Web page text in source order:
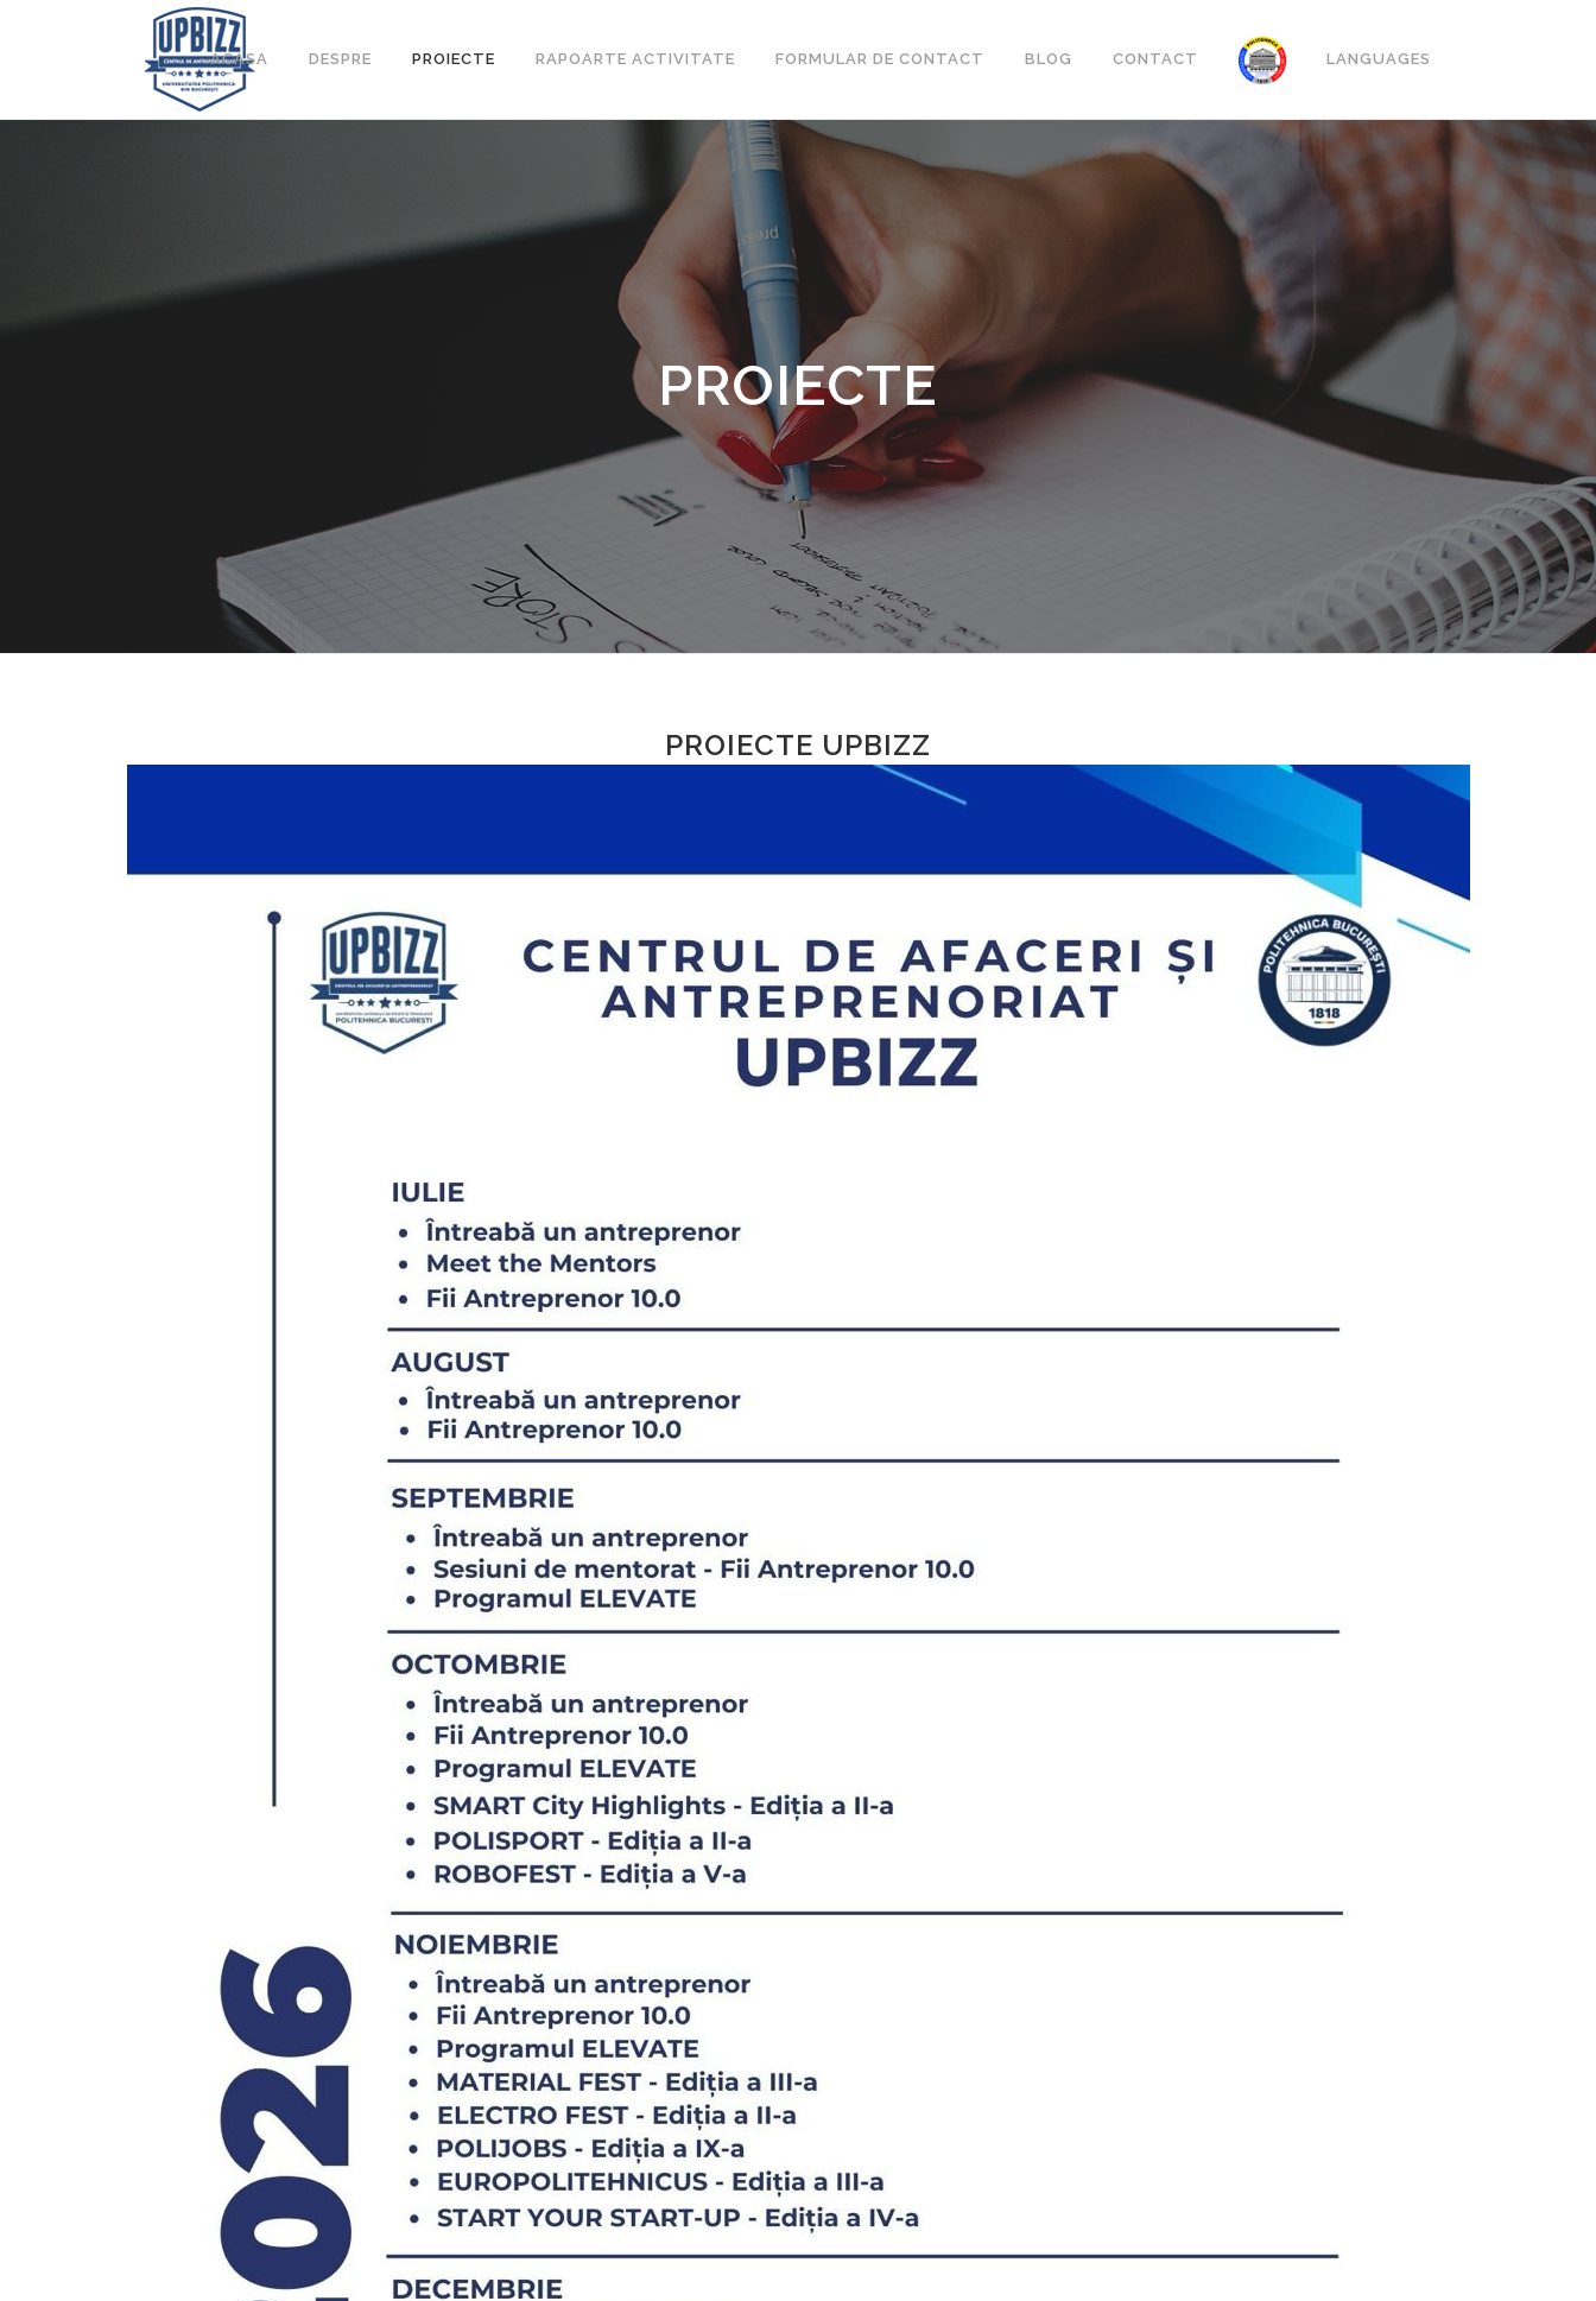
ACASA DESPRE PROIECTE RAPOARTE ACTIVITATE FORMULAR DE CONTACT BLOG CONTACT LANGUAGES
PROIECTE
PROIECTE UPBIZZ